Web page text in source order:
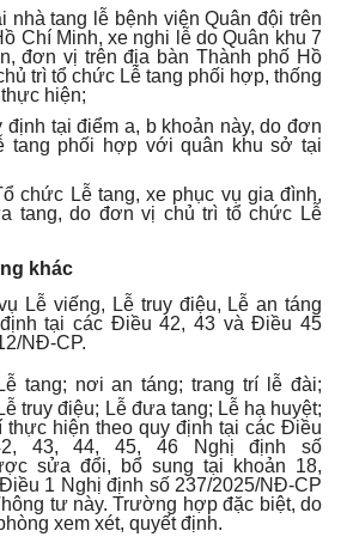
nhà tang lễ bệnh viện Quân đội trên
Chí Minh, xe nghi lễ do Quân khu 7
đơn vị trên địa bàn Thành phố Hồ
trì tổ chức Lễ tang phối hợp, thống
hiện;
định tại điểm a, b khoản này, do đơn
tang phối hợp với quân khu sở tại
chức Lễ tang, xe phục vụ gia đình,
tang, do đơn vị chủ trì tổ chức Lễ
khác
Lễ viếng, Lễ truy điệu, Lễ an táng
tại các Điều 42, 43 và Điều 45
NĐ-CP.
tang; nơi an táng; trang trí lễ đài;
truy điệu; Lễ đưa tang; Lễ hạ huyệt;
thực hiện theo quy định tại các Điều
43, 44, 45, 46 Nghị định số
sửa đổi, bổ sung tại khoản 18,
1 Nghị định số 237/2025/NĐ-CP
tư này. Trường hợp đặc biệt, do
xem xét, quyết định.